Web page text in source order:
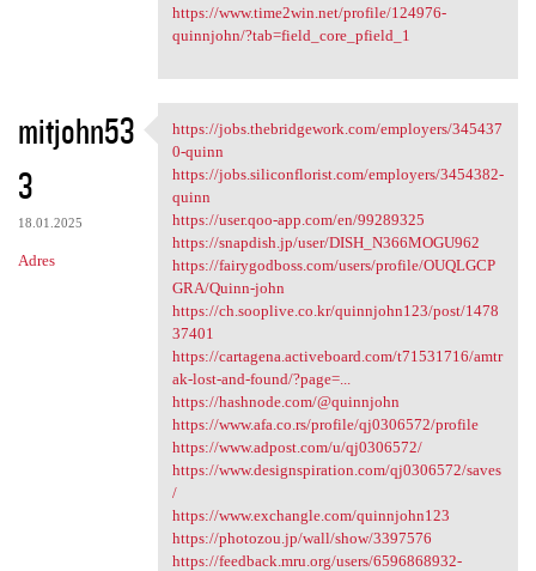
https://www.time2win.net/profile/124976-
quinnjohn/?tab=field_core_pfield_1
mitjohn53
3
18.01.2025
Adres
https://jobs.thebridgework
https://jobs.thebridgework.com/employers/345437
0-quinn
https://jobs.siliconflorist.com/employers/3454382-
quinn
https://user.qoo-app.com/en/99289325
https://snapdish.jp/user/DISH_N366MOGU962
https://fairygodboss.com/users/profile/OUQLGCP
GRA/Quinn-john
https://ch.sooplive.co.kr/quinnjohn123/post/1478
37401
https://cartagena.activeboard.com/t71531716/amtr
ak-lost-and-found/?page=...
https://hashnode.com/@quinnjohn
https://www.afa.co.rs/profile/qj0306572/profile
https://www.adpost.com/u/qj0306572/
https://www.designspiration.com/qj0306572/saves
/
https://www.exchangle.com/quinnjohn123
https://photozou.jp/wall/show/3397576
https://feedback.mru.org/users/6596868932-